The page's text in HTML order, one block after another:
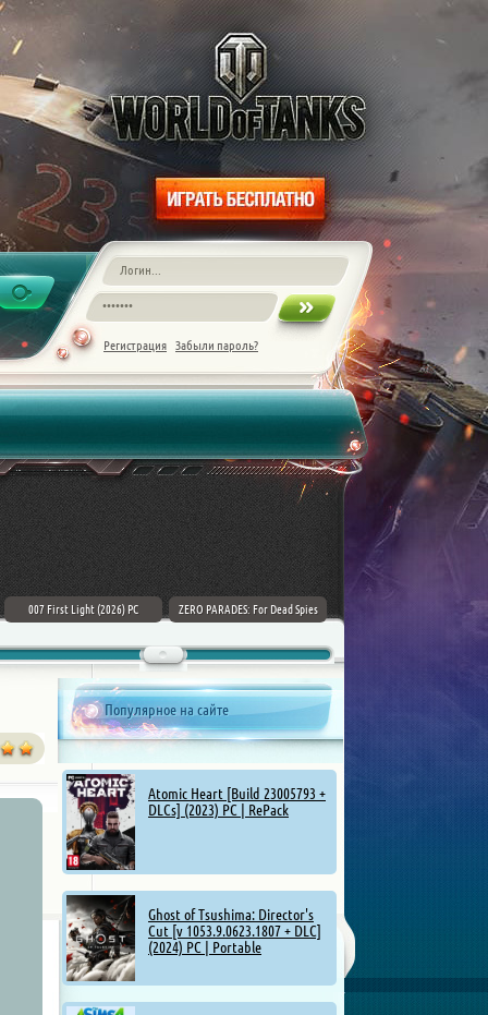
Регистрация Забыли пароль?
007 First Light (2026) PC
ZERO PARADES: For Dead Spies
Mount & Blade II: Bannerlord [v
Популярное на сайте
Atomic Heart [Build 23005793 +
DLCs] (2023) PC | RePack
Ghost of Tsushima: Director's
Cut [v 1053.9.0623.1807 + DLC]
(2024) PC | Portable